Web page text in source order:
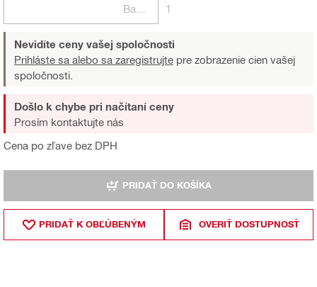
1
Nevidíte ceny vašej spoločnosti
Prihláste sa alebo sa zaregistrujte pre zobrazenie cien vašej
spoločnosti.
Cena po zľave bez DPH
Došlo k chybe pri načítaní ceny
Prosím kontaktujte nás
PRIDAŤ DO KOŠÍKA
PRIDAŤ K OBĽÚBENÝM OVERIŤ DOSTUPNOSŤ